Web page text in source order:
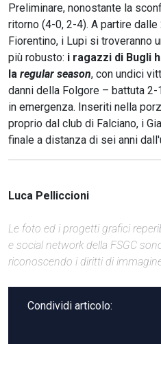
Preliminare, nonostante la
ritorno (4-0, 2-4). A partire dalle
Fiorentino, i Lupi si troveranno
più robusto: i ragazzi di Bugli
la regular season, con undici
danni della Folgore – battuta
in emergenza. Inseriti nella
proprio dal club di Falciano, i
finale a distanza di sei anni
Luca Pelliccioni
Le foto ed i progetti grafici
e social network della FSGC
riconoscendo i diritti di
Condividi articolo: